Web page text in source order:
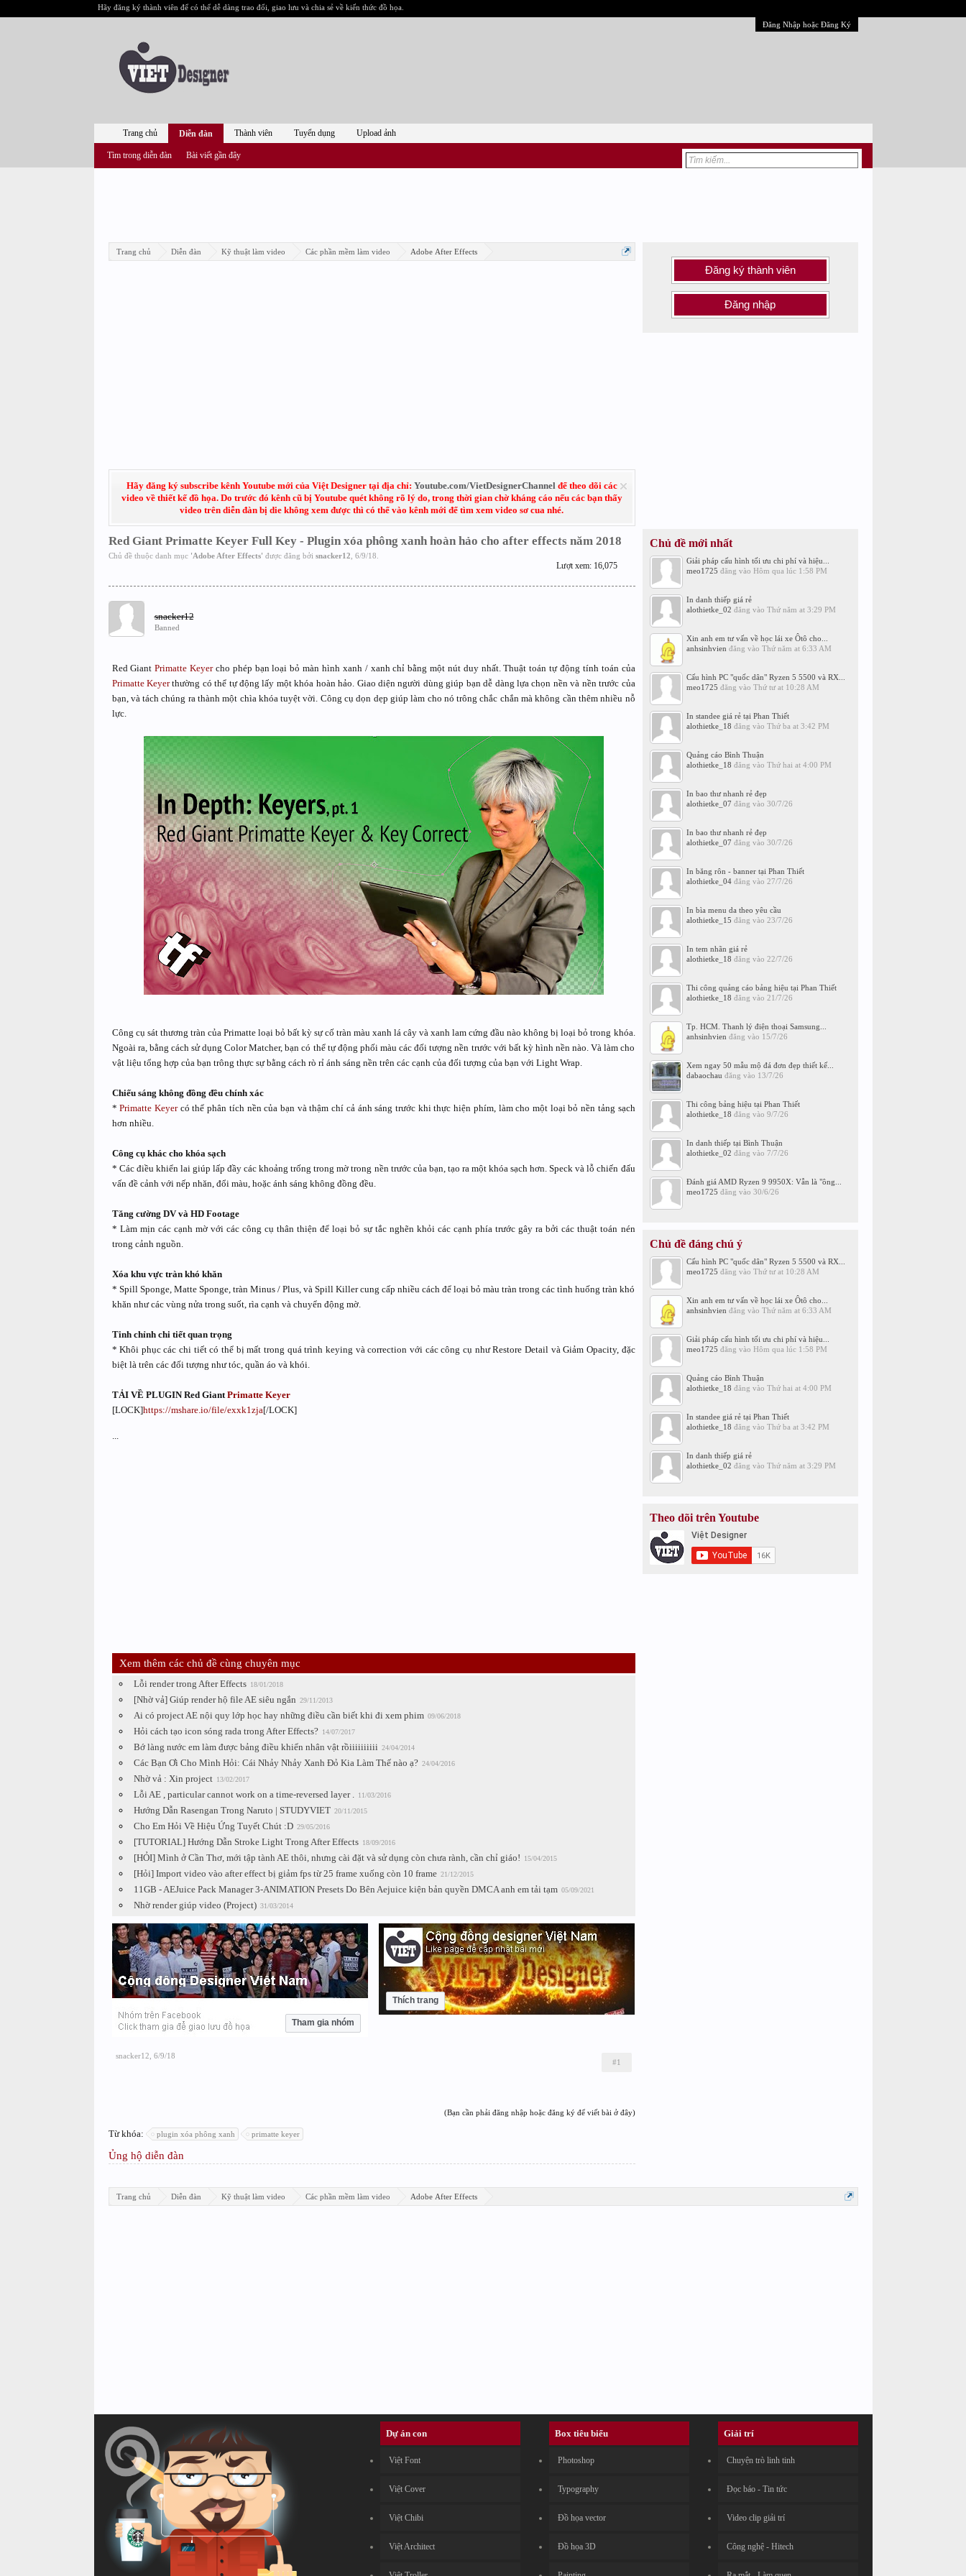
Hãy đăng ký thành viên để có thể dễ dàng trao đổi, giao lưu và chia sẻ về kiến thức đồ họa.
Đăng Nhập hoặc Đăng Ký
Trang chủ Diễn đàn Kỹ thuật làm video Các phần mềm làm video Adobe After Effects
Hãy đăng ký subscribe kênh Youtube mới của Việt Designer tại địa chỉ: Youtube.com/VietDesignerChannelđể theo dõi các
video về thiết kế đồ họa. Do trước đó kênh cũ bị Youtube quét không rõ lý do, trong thời gian chờ kháng cáo nếu các bạn thấy
video trên diễn đàn bị die không xem được thì có thể vào kênh mới để tìm xem video sơ cua nhé.
Red Giant Primatte Keyer Full Key - Plugin xóa phông xanh hoàn hảo cho after effects năm 2018
Chủ đề thuộc danh mục 'Adobe After Effects' được đăng bởi snacker12 6/9/18
Lượt xem: 16,075
snacker12
Banned
Red GiantPrimatte Keyercho phép bạn loại bỏ màn hình xanh / xanh chỉ bằng một nút duy nhất. Thuật toán tự động tính toán của
Primatte Keyerthường có thể tự động lấy một khóa hoàn hảo. Giao diện người dùng giúp bạn dễ dàng lựa chọn nền và nền trước của
bạn, và tách chúng ra thành một chìa khóa tuyệt vời. Công cụ dọn dẹp giúp làm cho nó trông chắc chắn mà không cần thêm nhiều nỗ
lực.
Công cụ sát thương tràn của Primatte loại bỏ bất kỳ sự cố tràn màu xanh lá cây và xanh lam cứng đầu nào không bị loại bỏ trong khóa.
Ngoài ra, bằng cách sử dụng Color Matcher, bạn có thể tự động phối màu các đối tượng nền trước với bất kỳ hình nền nào. Và làm cho
vật liệu tổng hợp của bạn trông thực sự bằng cách rò rỉ ánh sáng nền trên các cạnh của đối tượng của bạn với Light Wrap.
Chiếu sáng không đồng đều chính xác
*Primatte Keyercó thể phân tích nền của bạn và thậm chí cả ánh sáng trước khi thực hiện phím, làm cho một loại bỏ nền tảng sạch
hơn nhiều.
Công cụ khác cho khóa sạch
* Các điều khiển lai giúp lấp đầy các khoảng trống trong mờ trong nền trước của bạn, tạo ra một khóa sạch hơn. Speck và lỗ chiến đấu
vấn đề cảnh với nếp nhăn, đổi màu, hoặc ánh sáng không đồng đều.
Tăng cường DV và HD Footage
* Làm mịn các cạnh mờ với các công cụ thân thiện để loại bỏ sự tắc nghẽn khỏi các cạnh phía trước gây ra bởi các thuật toán nén
trong cảnh nguồn.
Xóa khu vực tràn khó khăn
* Spill Sponge, Matte Sponge, tràn Minus / Plus, và Spill Killer cung cấp nhiều cách để loại bỏ màu tràn trong các tình huống tràn khó
khăn như các vùng nửa trong suốt, rìa cạnh và chuyển động mờ.
Tinh chỉnh chi tiết quan trọng
* Khôi phục các chi tiết có thể bị mất trong quá trình keying và correction với các công cụ như Restore Detail và Giảm Opacity, đặc
biệt là trên các đối tượng như tóc, quần áo và khói.
TẢI VỀ PLUGIN Red GiantPrimatte Keyer
[LOCK]https://mshare.io/file/exxk1zja[/LOCK]
...
Xem thêm các chủ đề cùng chuyên mục
Lỗi render trong After Effects 18/01/2018
[Nhờ vả] Giúp render hộ file AE siêu ngắn 29/11/2013
Ai có project AE nội quy lớp học hay những điều cần biết khi đi xem phim 09/06/2018
Hỏi cách tạo icon sóng rada trong After Effects? 14/07/2017
Bớ làng nước em làm được bảng điều khiển nhân vật rồiiiiiiiiii 24/04/2014
Các Bạn Ơi Cho Mình Hỏi: Cái Nhảy Nhảy Xanh Đỏ Kia Làm Thế nào ạ? 24/04/2016
Nhờ vả : Xin project 13/02/2017
Lỗi AE , particular cannot work on a time-reversed layer . 11/03/2016
Hướng Dẫn Rasengan Trong Naruto | STUDYVIET 20/11/2015
Cho Em Hỏi Về Hiệu Ứng Tuyết Chút :D 29/05/2016
[TUTORIAL] Hướng Dẫn Stroke Light Trong After Effects 18/09/2016
[HỎI] Mình ở Cần Thơ, mới tập tành AE thôi, nhưng cài đặt và sử dụng còn chưa rành, cần chỉ giáo! 15/04/2015
[Hỏi] Import video vào after effect bị giảm fps từ 25 frame xuống còn 10 frame 21/12/2015
11GB - AEJuice Pack Manager 3-ANIMATION Presets Do Bên Aejuice kiện bản quyền DMCA anh em tải tạm 05/09/2021
Nhờ render giúp video (Project) 31/03/2014
Tham gia nhóm
Thích trang
snacker12 6/9/18
#1
(Bạn cần phải đăng nhập hoặc đăng ký để viết bài ở đây)
Từ khóa: plugin xóa phông xanh primatte keyer
Ủng hộ diễn đàn
Đăng ký thành viên
Đăng nhập
Chủ đề mới nhất
Giải pháp cấu hình tối ưu chi phí và hiệu...
meo1725 đăng vào Hôm qua lúc 1:58 PM
In danh thiếp giá rẻ
alothietke_02 đăng vào Thứ năm at 3:29 PM
Xin anh em tư vấn về học lái xe Ôtô cho...
anhsinhvien đăng vào Thứ năm at 6:33 AM
Cấu hình PC "quốc dân" Ryzen 5 5500 và RX...
meo1725 đăng vào Thứ tư at 10:28 AM
In standee giá rẻ tại Phan Thiết
alothietke_18 đăng vào Thứ ba at 3:42 PM
Quảng cáo Bình Thuận
alothietke_18 đăng vào Thứ hai at 4:00 PM
In bao thư nhanh rẻ đẹp
alothietke_07 đăng vào 30/7/26
In bao thư nhanh rẻ đẹp
alothietke_07 đăng vào 30/7/26
In băng rôn - banner tại Phan Thiết
alothietke_04đăng vào 27/7/26
In bìa menu da theo yêu cầu
alothietke_15 đăng vào 23/7/26
In tem nhãn giá rẻ
alothietke_18 đăng vào 22/7/26
Thi công quảng cáo bảng hiệu tại Phan Thiết
alothietke_18 đăng vào 21/7/26
Tp. HCM. Thanh lý điện thoại Samsung...
anhsinhvien đăng vào 15/7/26
Xem ngay 50 mẫu mộ đá đơn đẹp thiết kế...
dabaochau đăng vào 13/7/26
Thi công bảng hiệu tại Phan Thiết
alothietke_18 đăng vào 9/7/26
In danh thiếp tại Bình Thuận
alothietke_02 đăng vào 7/7/26
Đánh giá AMD Ryzen 9 9950X: Vẫn là "ông...
meo1725 đăng vào 30/6/26
Chủ đề đáng chú ý
Cấu hình PC "quốc dân" Ryzen 5 5500 và RX...
meo1725 đăng vào Thứ tư at 10:28 AM
Xin anh em tư vấn về học lái xe Ôtô cho...
anhsinhvien đăng vào Thứ năm at 6:33 AM
Giải pháp cấu hình tối ưu chi phí và hiệu...
meo1725 đăng vào Hôm qua lúc 1:58 PM
Quảng cáo Bình Thuận
alothietke_18 đăng vào Thứ hai at 4:00 PM
In standee giá rẻ tại Phan Thiết
alothietke_18 đăng vào Thứ ba at 3:42 PM
In danh thiếp giá rẻ
alothietke_02 đăng vào Thứ năm at 3:29 PM
Theo dõi trên Youtube
Trang chủ Diễn đàn Kỹ thuật làm video Các phần mềm làm video Adobe After Effects
Trang chủ Diễn đàn
Tìm trong diễn đàn Bài viết gần đây
Thành viên Tuyển dụng Upload ảnh
Dự án con
Việt Font
Việt Cover
Việt Chibi
Việt Architect
Box tiêu biểu
Photoshop
Typography
Đồ họa vector
Đồ họa 3D
Giải trí
Chuyện trò linh tinh
Đọc báo - Tin tức
Video clip giải trí
Công nghệ - Hitech